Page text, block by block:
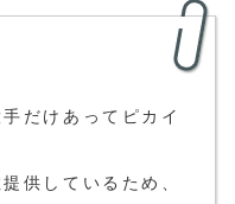
だけあってピカイ
供しているため、